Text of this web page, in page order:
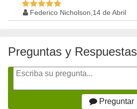
Federico Nicholson,14 de Abril
Preguntas y Respuestas
Preguntar